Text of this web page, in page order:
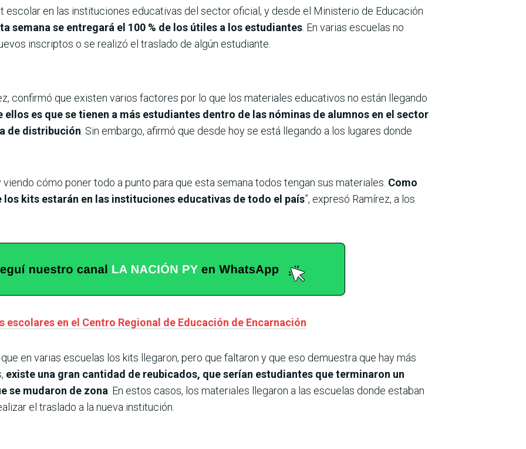
escolar en las instituciones educativas del sector oficial, y desde el Ministerio de Educación
semana se entregará el 100 % de los útiles a los estudiantes . En varias escuelas no
inscriptos o se realizó el traslado de algún estudiante.
confirmó que existen varios factores por lo que los materiales educativos no están llegando
ellos es que se tienen a más estudiantes dentro de las nóminas de alumnos en el sector
de distribución . Sin embargo, afirmó que desde hoy se está llegando a los lugares donde
cómo poner todo a punto para que esta semana todos tengan sus materiales. Como
los kits estarán en las instituciones educativas de todo el país”, expresó Ramírez, a los
en el Centro Regional de Educación de Encarnación
en varias escuelas los kits llegaron, pero que faltaron y que eso demuestra que hay más
existe una gran cantidad de reubicados, que serían estudiantes que terminaron un
se mudaron de zona . En estos casos, los materiales llegaron a las escuelas donde estaban
el traslado a la nueva institución.